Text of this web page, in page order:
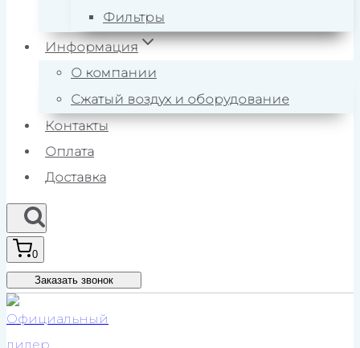
Фильтры
Информация
О компании
Сжатый воздух и оборудование
Контакты
Оплата
Доставка
0
Заказать звонок